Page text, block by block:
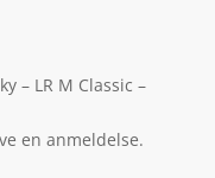
– LR M Classic –
en anmeldelse.